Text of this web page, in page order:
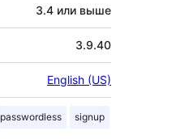
3.4 или выше
3.9.40
English (US)
passwordless signup